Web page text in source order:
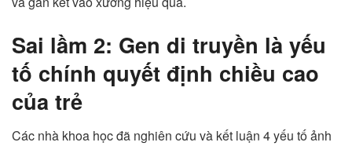
Sai lầm 2: Gen di truyền là yếu
tố chính quyết định chiều cao
của trẻ
Các nhà khoa học đã nghiên cứu và kết luận 4 yếu tố ảnh